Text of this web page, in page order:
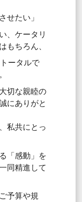
せたい」
、ケータリ
もちろん、
ータルで
切な親睦の
にありがと
私共にとっ
「感動」を
同精進して
予算や規